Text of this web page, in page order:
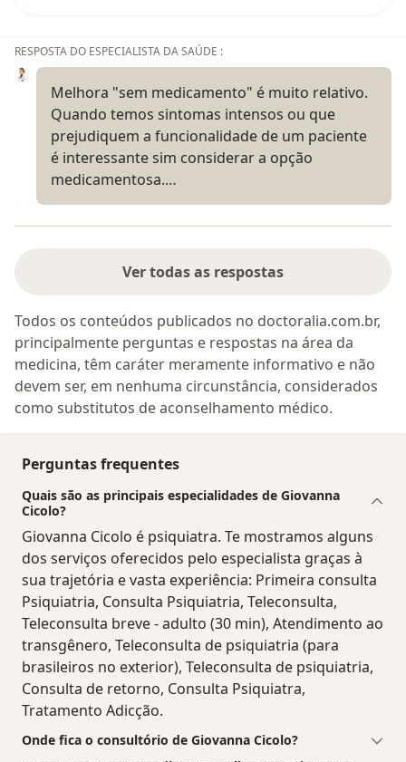
RESPOSTA DO ESPECIALISTA DA SAÚDE :
Melhora "sem medicamento" é muito relativo.
Quando temos sintomas intensos ou que
prejudiquem a funcionalidade de um paciente
é interessante sim considerar a opção
medicamentosa.…
Ver todas as respostas
Todos os conteúdos publicados no doctoralia.com.br,
principalmente perguntas e respostas na área da
medicina, têm caráter meramente informativo e não
devem ser, em nenhuma circunstância, considerados
como substitutos de aconselhamento médico.
Perguntas frequentes
Quais são as principais especialidades de Giovanna
Cicolo?
Giovanna Cicolo é psiquiatra. Te mostramos alguns
dos serviços oferecidos pelo especialista graças à
sua trajetória e vasta experiência: Primeira consulta
Psiquiatria, Consulta Psiquiatria, Teleconsulta,
Teleconsulta breve - adulto (30 min), Atendimento ao
transgênero, Teleconsulta de psiquiatria (para
brasileiros no exterior), Teleconsulta de psiquiatria,
Consulta de retorno, Consulta Psiquiatra,
Tratamento Adicção.
Onde fica o consultório de Giovanna Cicolo?